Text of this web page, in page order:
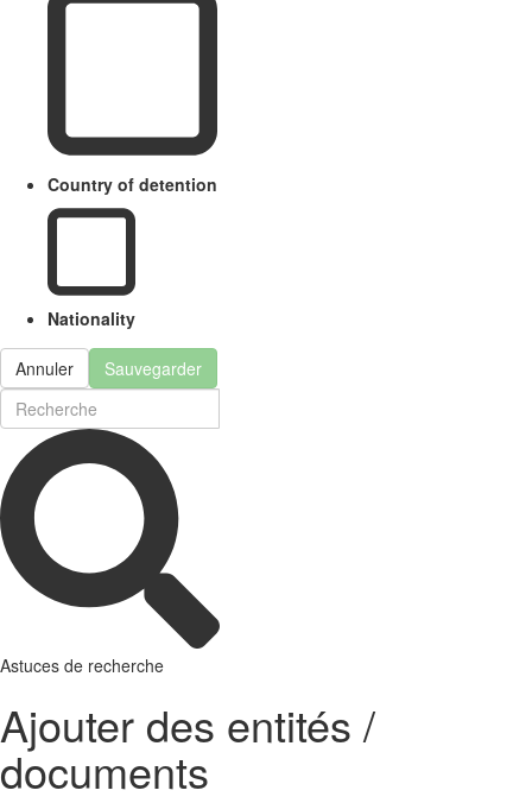
Country of detention
Nationality
Annuler Sauvegarder
Astuces de recherche
Ajouter des entités /
documents